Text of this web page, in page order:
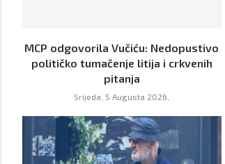
MCP odgovorila Vučiću: Nedopustivo
političko tumačenje litija i crkvenih
pitanja
Srijeda, 5 Augusta 2026,